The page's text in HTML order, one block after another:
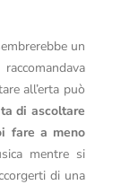
un
all’erta può
di ascoltare
fare a meno
mentre si
di una